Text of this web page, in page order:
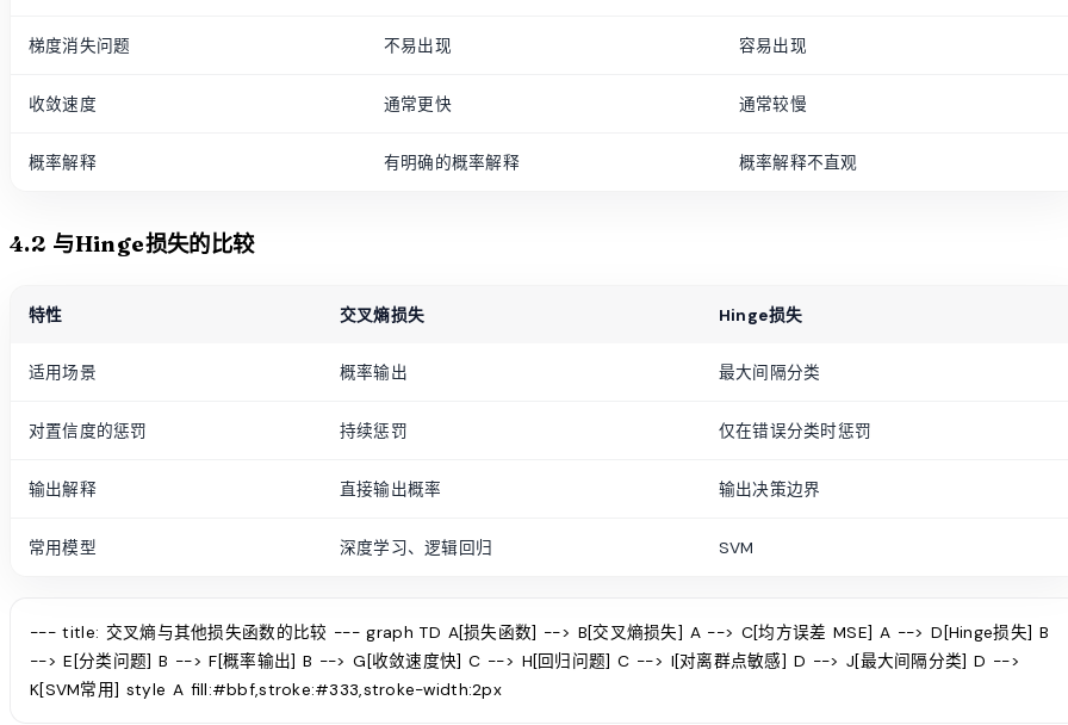
梯度消失问题 不易出现 容易出现
收敛速度 通常更快 通常较慢
概率解释 有明确的概率解释 概率解释不直观
4.2 与Hinge损失的比较
特性 交叉熵损失 Hinge损失
适用场景 概率输出 最大间隔分类
对置信度的惩罚 持续惩罚 仅在错误分类时惩罚
输出解释 直接输出概率 输出决策边界
常用模型 深度学习、逻辑回归 SVM
--- title: 交叉熵与其他损失函数的比较 --- graph TD A[损失函数] --> B[交叉熵损失] A --> C[均方误差 MSE] A --> D[Hinge损失] B
--> E[分类问题] B --> F[概率输出] B --> G[收敛速度快] C --> H[回归问题] C --> I[对离群点敏感] D --> J[最大间隔分类] D -->
K[SVM常用] style A fill:#bbf,stroke:#333,stroke-width:2px